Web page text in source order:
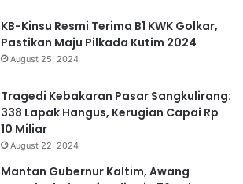
KB-Kinsu Resmi Terima B1 KWK Golkar,
Pastikan Maju Pilkada Kutim 2024
August 25, 2024
Tragedi Kebakaran Pasar Sangkulirang:
338 Lapak Hangus, Kerugian Capai Rp
10 Miliar
August 22, 2024
Mantan Gubernur Kaltim, Awang